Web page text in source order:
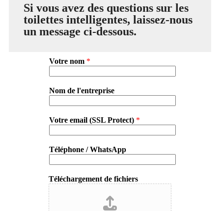
Si vous avez des questions sur les
toilettes intelligentes, laissez-nous
un message ci-dessous.
Votre nom *
Nom de l'entreprise
Votre email (SSL Protect) *
Téléphone / WhatsApp
Téléchargement de fichiers